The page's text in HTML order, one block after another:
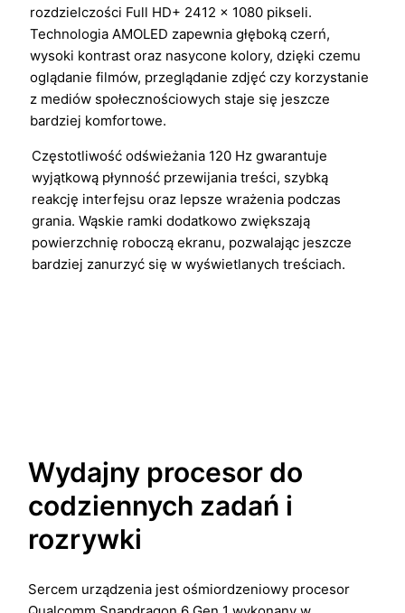
rozdzielczości Full HD+ 2412 × 1080 pikseli.
Technologia AMOLED zapewnia głęboką czerń,
wysoki kontrast oraz nasycone kolory, dzięki czemu
oglądanie filmów, przeglądanie zdjęć czy korzystanie
z mediów społecznościowych staje się jeszcze
bardziej komfortowe.
Częstotliwość odświeżania 120 Hz gwarantuje
wyjątkową płynność przewijania treści, szybką
reakcję interfejsu oraz lepsze wrażenia podczas
grania. Wąskie ramki dodatkowo zwiększają
powierzchnię roboczą ekranu, pozwalając jeszcze
bardziej zanurzyć się w wyświetlanych treściach.
Wydajny procesor do
codziennych zadań i
rozrywki
Sercem urządzenia jest ośmiordzeniowy procesor